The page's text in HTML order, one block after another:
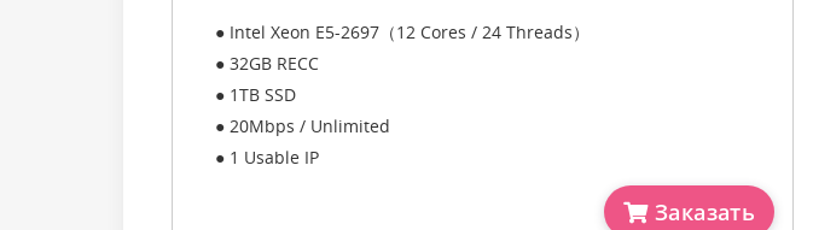
● Intel Xeon E5-2697（12 Cores / 24 Threads）
● 32GB RECC
● 1TB SSD
● 20Mbps / Unlimited
● 1 Usable IP
Заказать